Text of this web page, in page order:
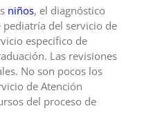
niños, el diagnóstico
pediatría del servicio de
específico de
Las revisiones
No son pocos los
de Atención
del proceso de